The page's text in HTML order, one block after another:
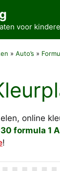
voor
» Auto’s »
online
formula 1
!